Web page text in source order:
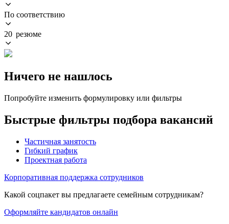
По соответствию
20 резюме
Ничего не нашлось
Попробуйте изменить формулировку или фильтры
Быстрые фильтры подбора вакансий
Частичная занятость
Гибкий график
Проектная работа
Корпоративная поддержка сотрудников
Какой соцпакет вы предлагаете семейным сотрудникам?
Оформляйте кандидатов онлайн